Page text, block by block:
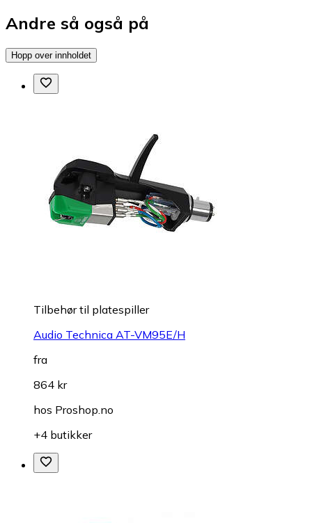
Andre så også på
Hopp over innholdet
Tilbehør til platespiller
Audio Technica AT-VM95E/H
fra
864 kr
hos Proshop.no
+4 butikker